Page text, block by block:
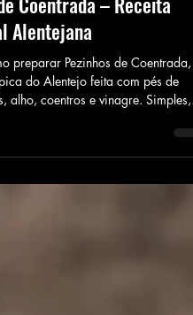
2 min de leitura
Coentrada – Receita
Alentejana
preparar Pezinhos de Coentrada,
do Alentejo feita com pés de